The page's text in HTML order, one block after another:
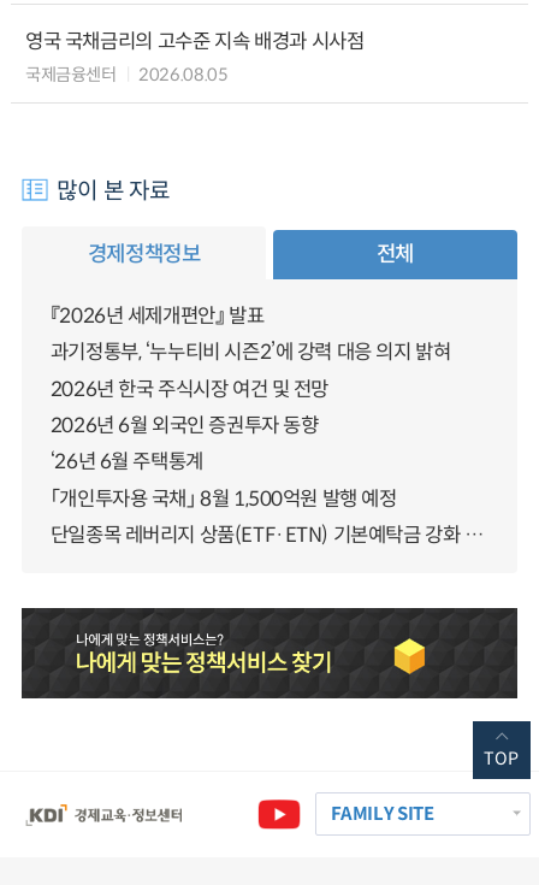
영국 국채금리의 고수준 지속 배경과 시사점
국제금융센터 2026.08.05
많이 본 자료
경제정책정보 전체
『2026년 세제개편안』 발표
과기정통부, ‘누누티비 시즌2’에 강력 대응 의지 밝혀
2026년 한국 주식시장 여건 및 전망
2026년 6월 외국인 증권투자 동향
‘26년 6월 주택통계
「개인투자용 국채」 8월 1,500억원 발행 예정
단일종목 레버리지 상품(ETF·ETN) 기본예탁금 강화 조기시행 방안 안내
FAMILY SITE
TOP